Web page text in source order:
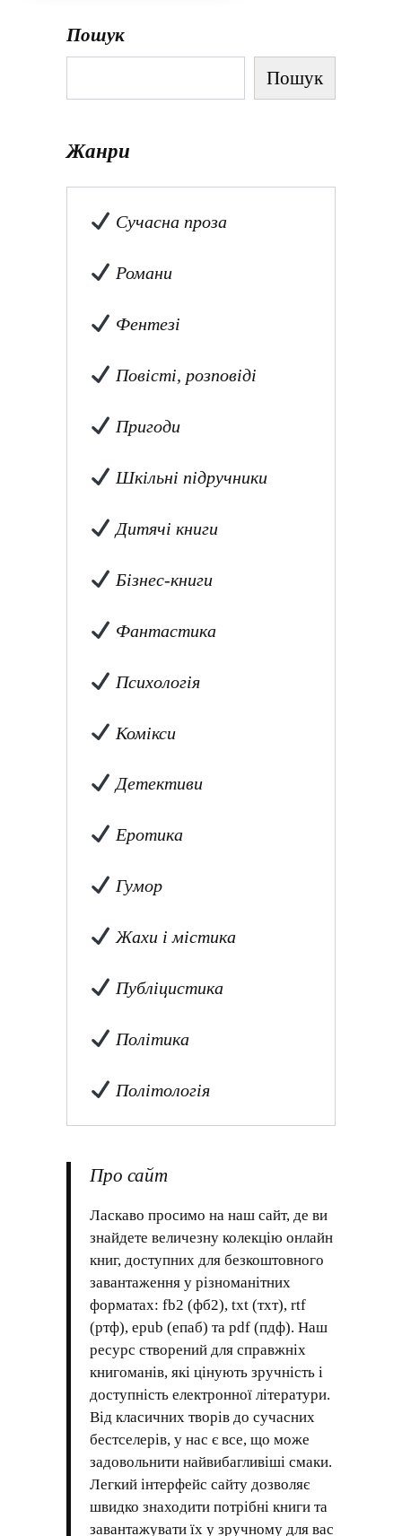
Пошук
Пошук
Жанри
Сучасна проза
Романи
Фентезі
Повісті, розповіді
Пригоди
Шкільні підручники
Дитячі книги
Бізнес-книги
Фантастика
Психологія
Комікси
Детективи
Еротика
Гумор
Жахи і містика
Публіцистика
Політика
Політологія
Про сайт
Ласкаво просимо на наш сайт, де ви
знайдете величезну колекцію онлайн
книг, доступних для безкоштовного
завантаження у різноманітних
форматах: fb2 (фб2), txt (тхт), rtf
(ртф), epub (епаб) та pdf (пдф). Наш
ресурс створений для справжніх
книгоманів, які цінують зручність і
доступність електронної літератури.
Від класичних творів до сучасних
бестселерів, у нас є все, що може
задовольнити найвибагливіші смаки.
Легкий інтерфейс сайту дозволяє
швидко знаходити потрібні книги та
завантажувати їх у зручному для вас